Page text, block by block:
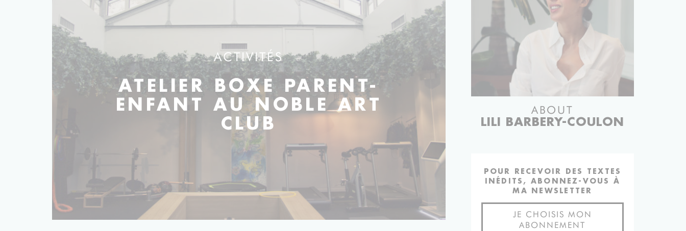
ACTIVITÉS
ATELIER BOXE PARENT-
ENFANT AU NOBLE ART
CLUB
ABOUT
LILI BARBERY-COULON
POUR RECEVOIR DES TEXTES
INÉDITS, ABONNEZ-VOUS À
MA NEWSLETTER
JE CHOISIS MON
ABONNEMENT